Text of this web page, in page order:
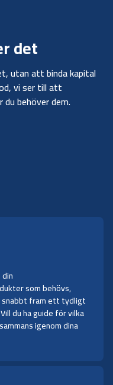
det
utan att binda kapital
vi ser till att
behöver dem.
som behövs,
snabbt fram ett tydligt
du ha guide för vilka
igenom dina